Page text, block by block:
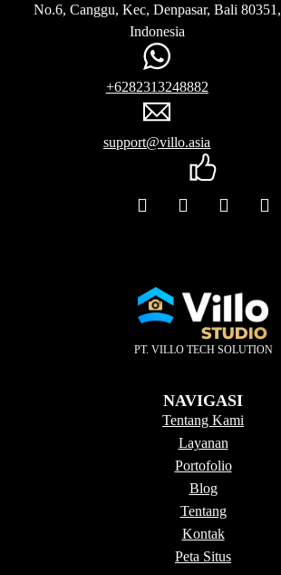
No.6, Canggu, Kec, Denpasar, Bali 80351,
Indonesia
+6282313248882
support@villo.asia
PT. VILLO TECH SOLUTION
NAVIGASI
Tentang Kami
Layanan
Portofolio
Blog
Tentang
Kontak
Peta Situs